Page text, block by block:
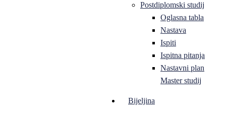
Postdiplomski studij
Oglasna tabla
Nastava
Ispiti
Ispitna pitanja
Nastavni plan
Master studij
Bijeljina